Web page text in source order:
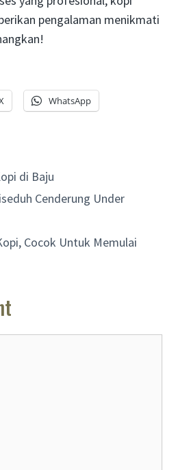
pengalaman menikmati
WhatsApp
di Baju
Cenderung Under
Cocok Untuk Memulai